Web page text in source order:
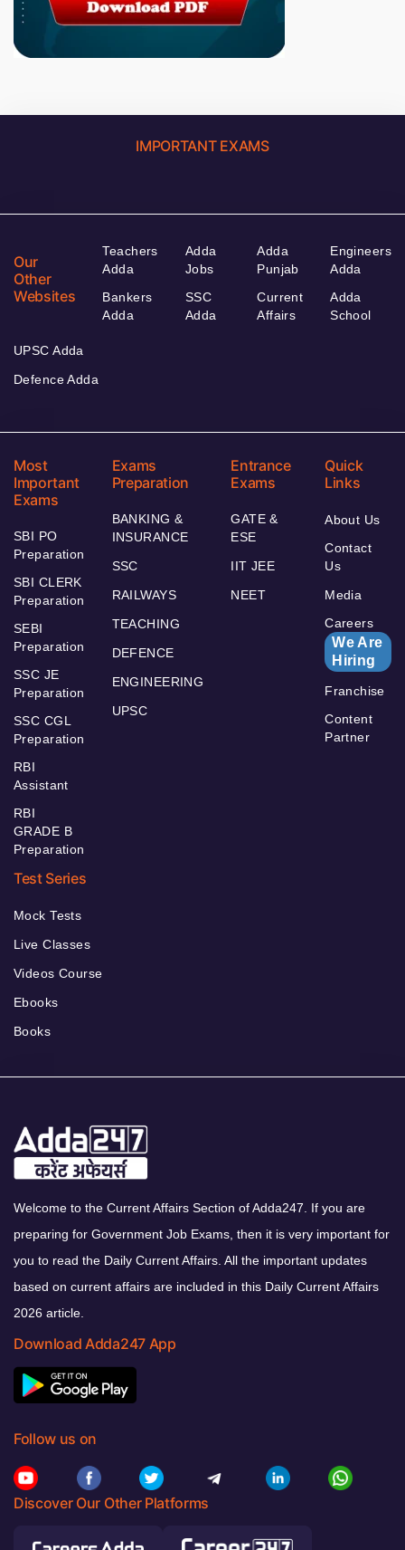
IMPORTANT EXAMS
Our
Other
Websites
Teachers
Adda
Bankers
Adda
Adda
Jobs
SSC
Adda
Adda
Punjab
Current
Affairs
Engineers
Adda
Adda
School
UPSC Adda
Defence Adda
Most
Important
Exams
SBI PO
Preparation
SBI CLERK
Preparation
SEBI
Preparation
SSC JE
Preparation
SSC CGL
Preparation
RBI
Assistant
RBI
GRADE B
Preparation
Exams
Preparation
BANKING &
INSURANCE
SSC
RAILWAYS
TEACHING
DEFENCE
ENGINEERING
UPSC
Entrance
Exams
GATE &
ESE
IIT JEE
NEET
Quick
Links
About Us
Contact
Us
Media
Careers
We Are
Hiring
Franchise
Content
Partner
Test Series
Mock Tests
Live Classes
Videos Course
Ebooks
Books
Welcome to the Current Affairs Section of Adda247. If you are
preparing for Government Job Exams, then it is very important for
you to read the Daily Current Affairs. All the important updates
based on current affairs are included in this Daily Current Affairs
2026 article.
Download Adda247 App
Follow us on
Discover Our Other Platforms